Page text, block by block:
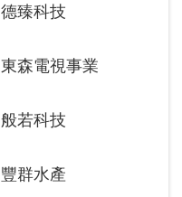
德臻科技
東森電視事業
般若科技
豐群水產